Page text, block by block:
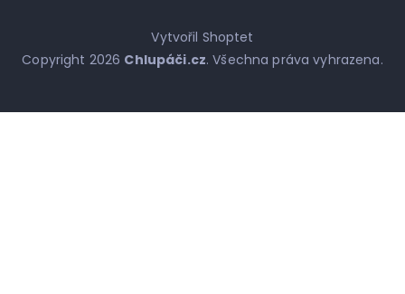
Vytvořil Shoptet
Copyright 2026 Chlupáči.cz. Všechna práva vyhrazena.